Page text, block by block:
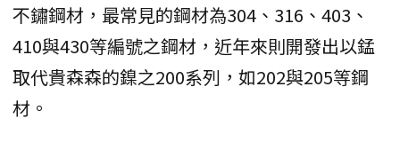
不鏽鋼材，最常見的鋼材為304、316、403、
410與430等編號之鋼材，近年來則開發出以錳
取代貴森森的鎳之200系列，如202與205等鋼
材。